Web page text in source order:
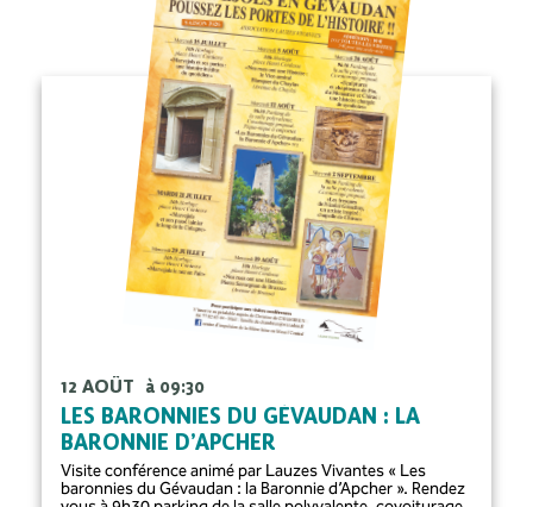
12 AOÛT à 09:30
LES BARONNIES DU GÉVAUDAN : LA
BARONNIE D’APCHER
Visite conférence animé par Lauzes Vivantes « Les
baronnies du Gévaudan : la Baronnie d’Apcher ». Rendez